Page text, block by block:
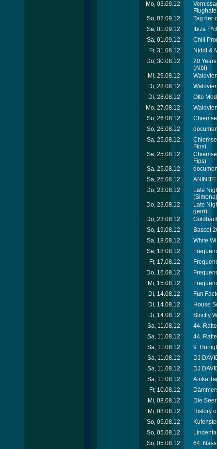
Mo, 03.09.12
So, 02.09.12
Tag der
Sa, 01.09.12
Ibiza
Sa, 01.09.12
Chili
Fr, 31.08.12
Niddl &
Do, 30.08.12
20
(Albi)
Mi, 29.08.12
Di, 28.08.12
Di, 28.08.12
Otto
Mo, 27.08.12
So, 26.08.12
So, 26.08.12
Sa, 25.08.12
Fips)
Sa, 25.08.12
Fips)
Sa, 25.08.12
Sa, 25.08.12
Do, 23.08.12
Late
(Simona)
Do, 23.08.12
Late
gerri)
Do, 23.08.12
So, 19.08.12
Bascot
Sa, 18.08.12
White
Sa, 18.08.12
Fr, 17.08.12
Do, 16.08.12
Mi, 15.08.12
Di, 14.08.12
Fun
Di, 14.08.12
House
Di, 14.08.12
Strictly
Sa, 11.08.12
44.
Sa, 11.08.12
44.
Sa, 11.08.12
9.
Sa, 11.08.12
DJ
Sa, 11.08.12
DJ
Sa, 11.08.12
Afrika
Fr, 10.08.12
Mi, 08.08.12
Die
Mi, 08.08.12
History
So, 05.08.12
So, 05.08.12
So, 05.08.12
64.